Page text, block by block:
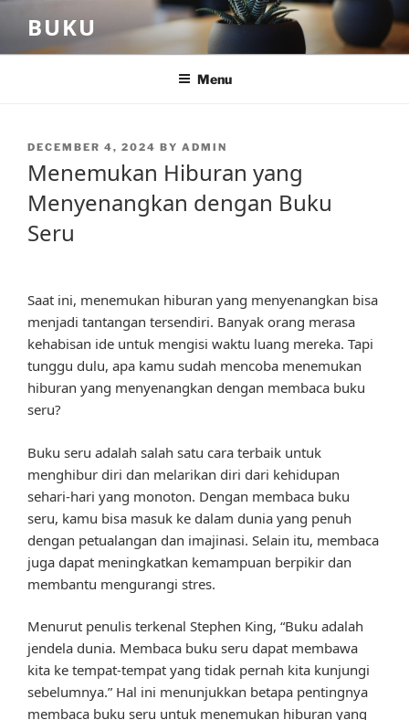
content
BUKU
Menu
POSTED
DECEMBER 4, 2024 BY ADMIN
Menemukan Hiburan yang
Menyenangkan dengan Buku
Seru
Saat ini, menemukan hiburan yang menyenangkan bisa
menjadi tantangan tersendiri. Banyak orang merasa
kehabisan ide untuk mengisi waktu luang mereka. Tapi
tunggu dulu, apa kamu sudah mencoba menemukan
hiburan yang menyenangkan dengan membaca buku
seru?
Buku seru adalah salah satu cara terbaik untuk
menghibur diri dan melarikan diri dari kehidupan
sehari-hari yang monoton. Dengan membaca buku
seru, kamu bisa masuk ke dalam dunia yang penuh
dengan petualangan dan imajinasi. Selain itu, membaca
juga dapat meningkatkan kemampuan berpikir dan
membantu mengurangi stres.
Menurut penulis terkenal Stephen King, “Buku adalah
jendela dunia. Membaca buku seru dapat membawa
kita ke tempat-tempat yang tidak pernah kita kunjungi
sebelumnya.” Hal ini menunjukkan betapa pentingnya
membaca buku seru untuk menemukan hiburan yang